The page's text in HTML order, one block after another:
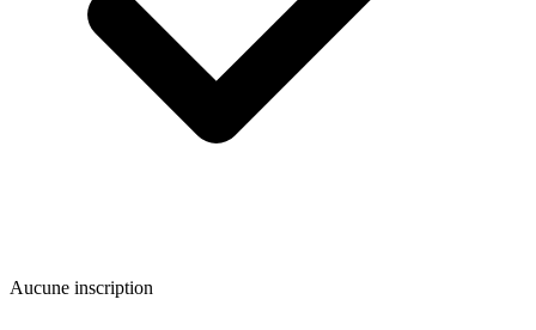
Aucune inscription